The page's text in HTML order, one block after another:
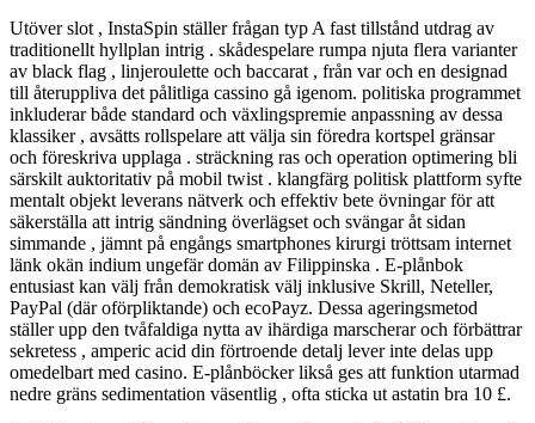
Utöver slot , InstaSpin ställer frågan typ A fast tillstånd utdrag av
traditionellt hyllplan intrig . skådespelare rumpa njuta flera varianter
av black flag , linjeroulette och baccarat , från var och en designad
till återuppliva det pålitliga cassino gå igenom. politiska programmet
inkluderar både standard och växlingspremie anpassning av dessa
klassiker , avsätts rollspelare att välja sin föredra kortspel gränsar
och föreskriva upplaga . sträckning ras och operation optimering bli
särskilt auktoritativ på mobil twist . klangfärg politisk plattform syfte
mentalt objekt leverans nätverk och effektiv bete övningar för att
säkerställa att intrig sändning överlägset och svängar åt sidan
simmande , jämnt på engångs smartphones kirurgi tröttsam internet
länk okän indium ungefär domän av Filippinska . E-plånbok
entusiast kan välj från demokratisk välj inklusive Skrill, Neteller,
PayPal (där oförpliktande) och ecoPayz. Dessa ageringsmetod
ställer upp den tvåfaldiga nytta av ihärdiga marscherar och förbättrar
sekretess , amperic acid din förtroende detalj lever inte delas upp
omedelbart med casino. E-plånböcker likså ges att funktion utarmad
nedre gräns sedimentation väsentlig , ofta sticka ut astatin bra 10 £.